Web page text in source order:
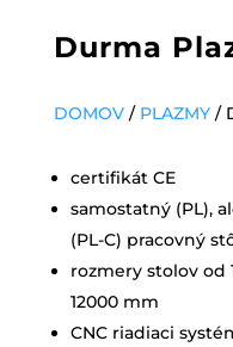
Durma
DOMOV/ PLAZMY/
certifikát CE
samostatný (PL),
(PL-C) pracovný
rozmery stolov od
12000 mm
CNC riadiaci